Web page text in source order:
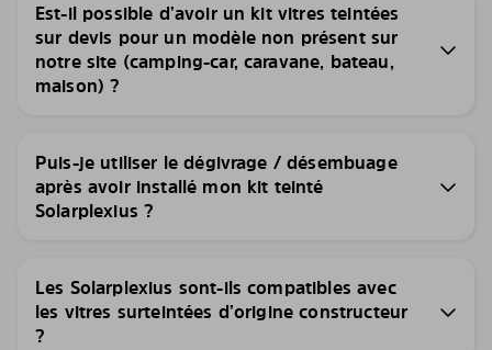
Est-il possible d’avoir un kit vitres teintées
sur devis pour un modèle non présent sur
notre site (camping-car, caravane, bateau,
maison) ?
Puis-je utiliser le dégivrage / désembuage
après avoir installé mon kit teinté
Solarplexius ?
Les Solarplexius sont-ils compatibles avec
les vitres surteintées d’origine constructeur
?